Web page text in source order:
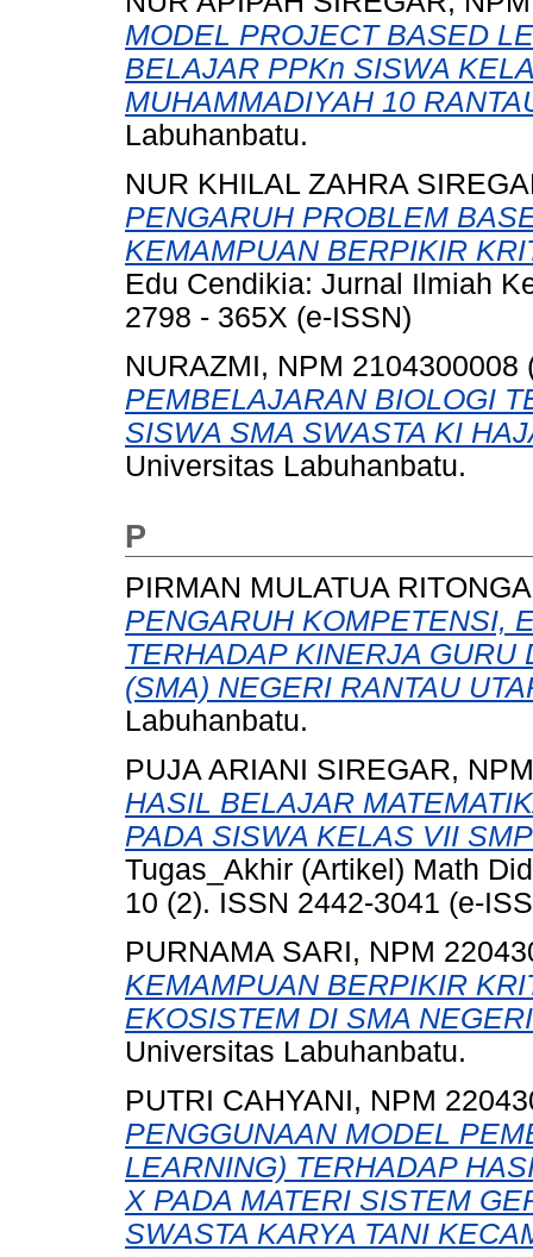
MODEL PROJECT BASED
BELAJAR PPKn SISWA
MUHAMMADIYAH 10
Labuhanbatu.
NUR KHILAL ZAHRA
PENGARUH PROBLEM
KEMAMPUAN BERPIKIR
Edu Cendikia: Jurnal Ilmiah
2798 - 365X (e-ISSN)
NURAZMI, NPM 2104300008
PEMBELAJARAN BIOLOGI
SISWA SMA SWASTA KI
Universitas Labuhanbatu.
P
PIRMAN MULATUA
PENGARUH KOMPETENSI,
TERHADAP KINERJA GURU
(SMA) NEGERI RANTAU
Labuhanbatu.
PUJA ARIANI SIREGAR,
HASIL BELAJAR
PADA SISWA KELAS VII
Tugas_Akhir (Artikel) Math
10 (2). ISSN 2442-3041 (e-
PURNAMA SARI, NPM
KEMAMPUAN BERPIKIR
EKOSISTEM DI SMA
Universitas Labuhanbatu.
PUTRI CAHYANI, NPM
PENGGUNAAN MODEL
LEARNING) TERHADAP
X PADA MATERI SISTEM
SWASTA KARYA TANI